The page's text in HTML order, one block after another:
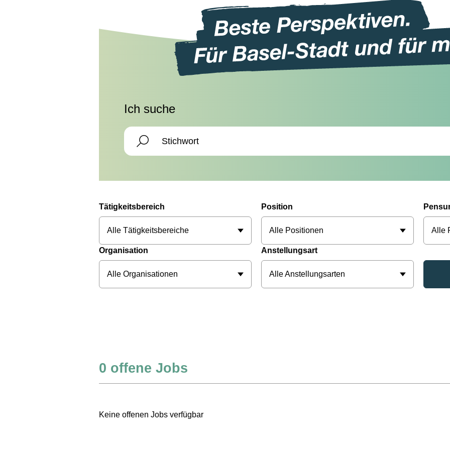
Ich suche
Tätigkeitsbereich
Alle Tätigkeitsbereiche
Position
Alle Positionen Alle
Organisation
Alle Organisationen
Anstellungsart
Alle Anstellungsarten
0 offene Jobs
Keine offenen Jobs verfügbar